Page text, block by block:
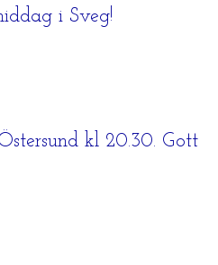
i Sveg!
kl 20.30. Gott